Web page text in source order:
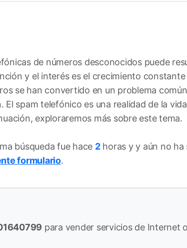
de números desconocidos puede
y el interés es el crecimiento
se han convertido en un problema
spam telefónico es una realidad de la
exploraremos más sobre este tema.
búsqueda fue hace 2horas y y aún no ha
formulario.
para vender servicios de Internet